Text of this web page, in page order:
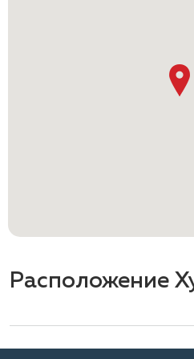
Расположение